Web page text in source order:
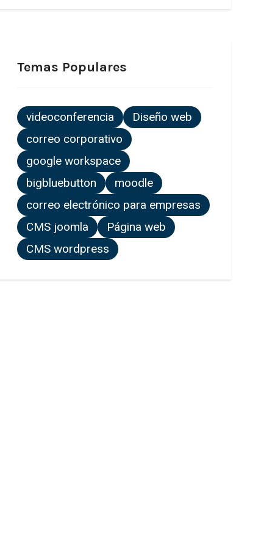
Temas Populares
videoconferencia
Diseño web
correo corporativo
google workspace
bigbluebutton
moodle
correo electrónico para empresas
CMS joomla
Página web
CMS wordpress